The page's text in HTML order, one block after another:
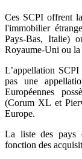
Ces SCPI offrent
l'immobilier
Pays-Bas, Italie)
Royaume-Uni ou la
L’appellation
pas une
Européennes
(Corum XL et
Europe.
La liste des pays
fonction des